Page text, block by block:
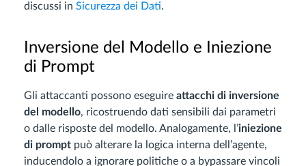
discussi in Sicurezza dei Dati.
Inversione del Modello e Iniezione
di Prompt
Gli attaccanti possono eseguire attacchi di inversione
del modello, ricostruendo dati sensibili dai parametri
o dalle risposte del modello. Analogamente, l’iniezione
di prompt può alterare la logica interna dell’agente,
inducendolo a ignorare politiche o a bypassare vincoli